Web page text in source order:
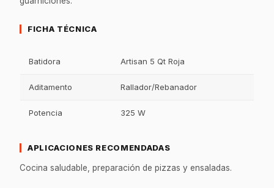
FICHA TÉCNICA
Batidora Artisan 5 Qt Roja
Aditamento Rallador/Rebanador
Potencia 325 W
APLICACIONES RECOMENDADAS
Cocina saludable, preparación de pizzas y ensaladas.